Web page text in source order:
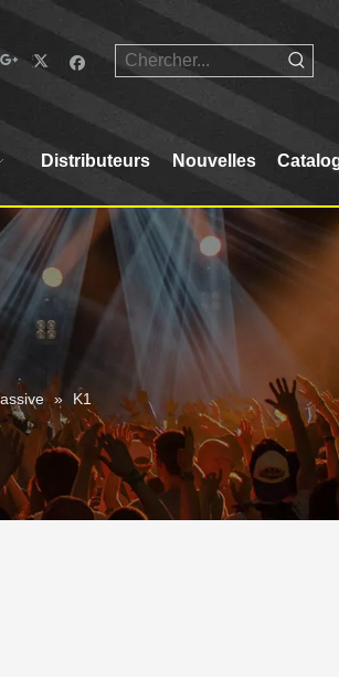
Distributeurs Nouvelles
» K1